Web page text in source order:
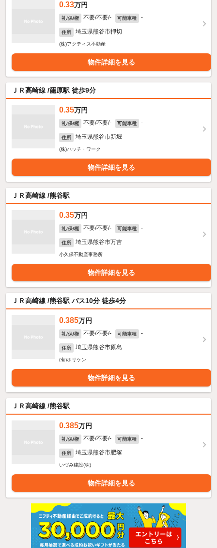
0.33万円
礼/保/権 不要/不要/- 可能車種 -
住所 埼玉県熊谷市押切
(株)アクティス不動産
物件詳細を見る
ＪＲ高崎線 /籠原駅 徒歩9分
0.35万円
礼/保/権 不要/不要/- 可能車種 -
住所 埼玉県熊谷市新堀
(株)ハッチ・ワーク
物件詳細を見る
ＪＲ高崎線 /熊谷駅
0.35万円
礼/保/権 不要/不要/- 可能車種 -
住所 埼玉県熊谷市万吉
小久保不動産事務所
物件詳細を見る
ＪＲ高崎線 /熊谷駅 バス10分 徒歩4分
0.385万円
礼/保/権 不要/不要/- 可能車種 -
住所 埼玉県熊谷市原島
(有)ホリケン
物件詳細を見る
ＪＲ高崎線 /熊谷駅
0.385万円
礼/保/権 不要/不要/- 可能車種 -
住所 埼玉県熊谷市肥塚
いづみ建設(株)
物件詳細を見る